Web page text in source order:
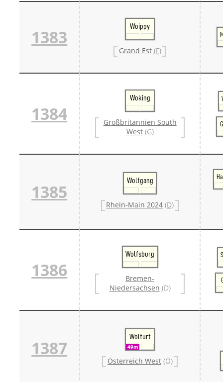
1383
Woippy
Grand Est (F)
1384
Woking
Großbritannien South
West (G)
1385
Wolfgang
Rhein-Main 2024 (D)
1386
Wolfsburg
Bremen-
Niedersachsen (D)
1387
Wolfurt
49m
Österreich West (Ö)